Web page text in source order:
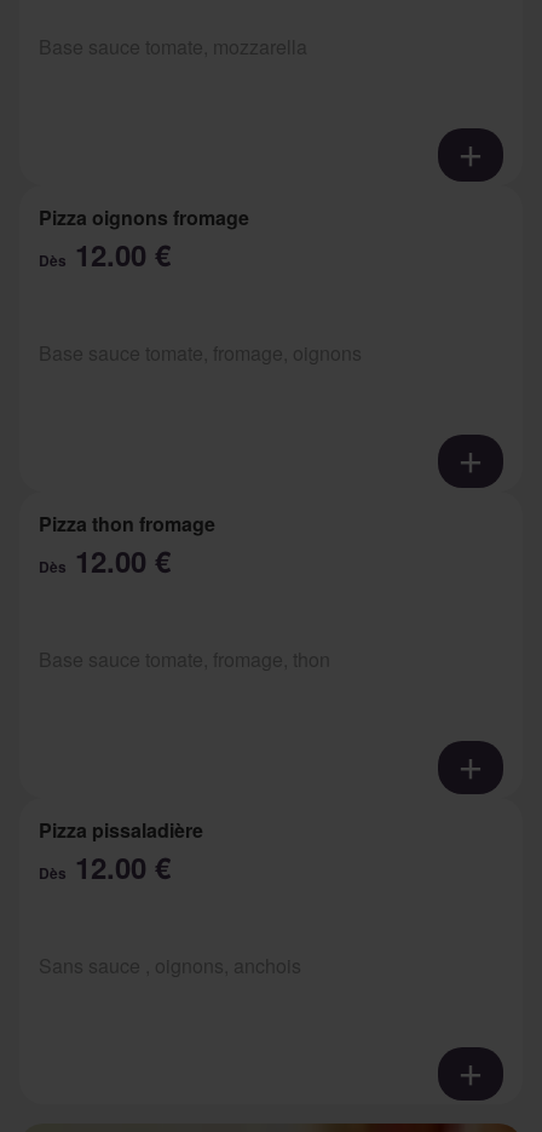
Pizza oignons fromage
Dès 12.00 €
Pizza thon fromage
Dès 12.00 €
Pizza pissaladière
Dès 12.00 €